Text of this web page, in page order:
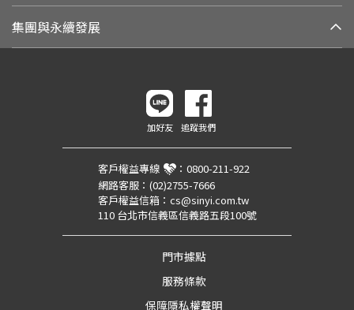
集團與永續發展
加好友 追蹤我們
客戶權益專線 ： 0800-211-922
網路客服： (02)2755-7666
客戶權益信箱： cs@sinyi.com.tw
110 台北市信義區信義路五段100號
門市據點
服務條款
保障隱私權聲明